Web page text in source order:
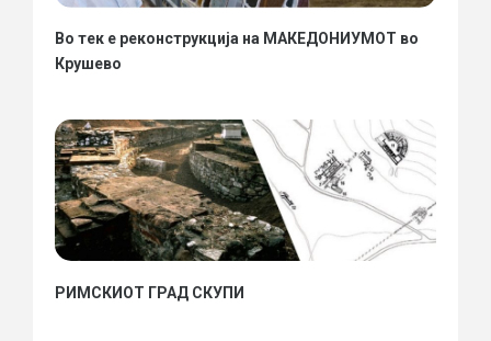
Во тек е реконструкција на МАКЕДОНИУМОТ во
Крушево
РИМСКИОТ ГРАД СКУПИ